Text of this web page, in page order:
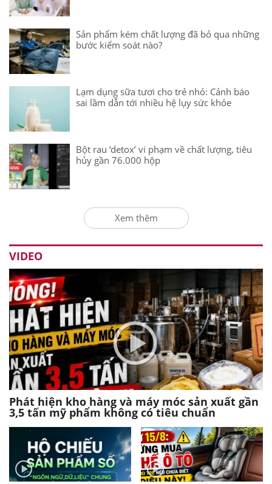
Sản phẩm kém chất lượng đã bỏ qua những
bước kiểm soát nào?
Lạm dụng sữa tươi cho trẻ nhỏ: Cảnh báo
sai lầm dẫn tới nhiều hệ lụy sức khỏe
Bột rau ‘detox’ vi phạm về chất lượng, tiêu
hủy gần 76.000 hộp
Xem thêm
VIDEO
Phát hiện kho hàng và máy móc sản xuất gần
3,5 tấn mỹ phẩm không có tiêu chuẩn